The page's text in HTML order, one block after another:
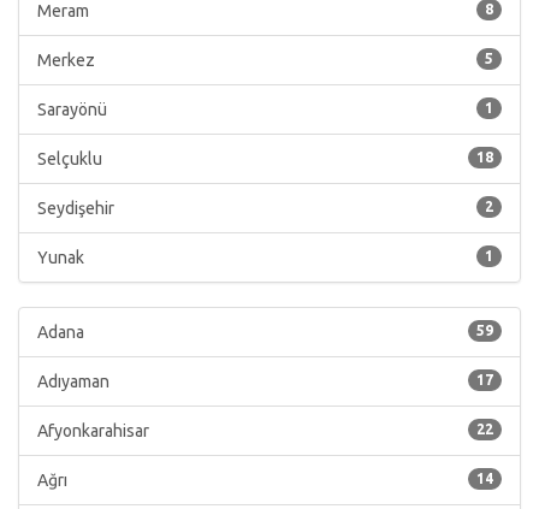
8
Meram
5
Merkez
1
Sarayönü
18
Selçuklu
2
Seydişehir
1
Yunak
59
Adana
17
Adıyaman
22
Afyonkarahisar
14
Ağrı